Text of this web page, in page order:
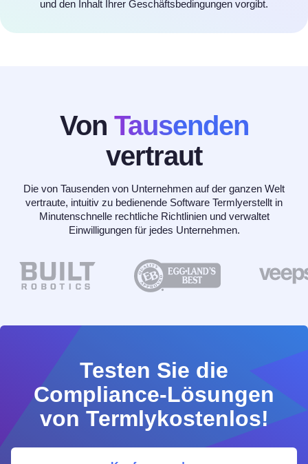
und den Inhalt Ihrer Geschäftsbedingungen vorgibt.
Von Tausenden
vertraut
Die von Tausenden von Unternehmen auf der ganzen Welt
vertraute, intuitiv zu bedienende Software Termlyerstellt in
Minutenschnelle rechtliche Richtlinien und verwaltet
Einwilligungen für jedes Unternehmen.
Testen Sie die
Compliance-Lösungen
von Termlykostenlos!